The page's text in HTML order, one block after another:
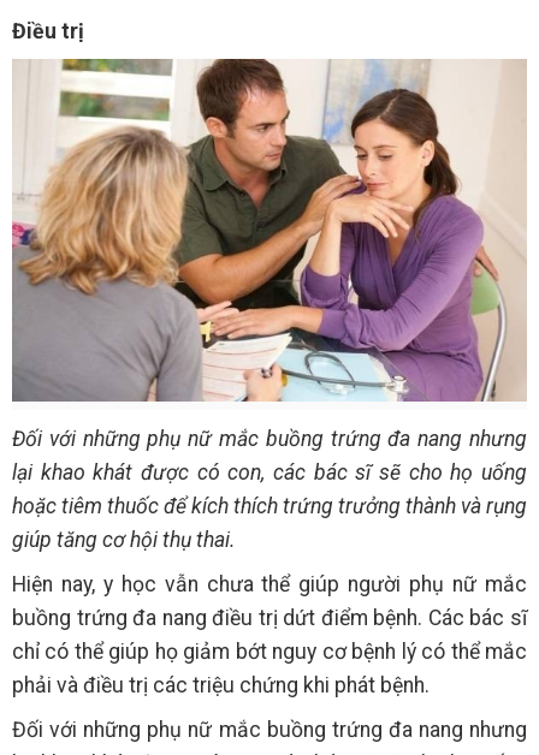
Điều trị
Đối với những phụ nữ mắc buồng trứng đa nang nhưng
lại khao khát được có con, các bác sĩ sẽ cho họ uống
hoặc tiêm thuốc để kích thích trứng trưởng thành và rụng
giúp tăng cơ hội thụ thai.
Hiện nay, y học vẫn chưa thể giúp người phụ nữ mắc
buồng trứng đa nang điều trị dứt điểm bệnh. Các bác sĩ
chỉ có thể giúp họ giảm bớt nguy cơ bệnh lý có thể mắc
phải và điều trị các triệu chứng khi phát bệnh.
Đối với những phụ nữ mắc buồng trứng đa nang nhưng